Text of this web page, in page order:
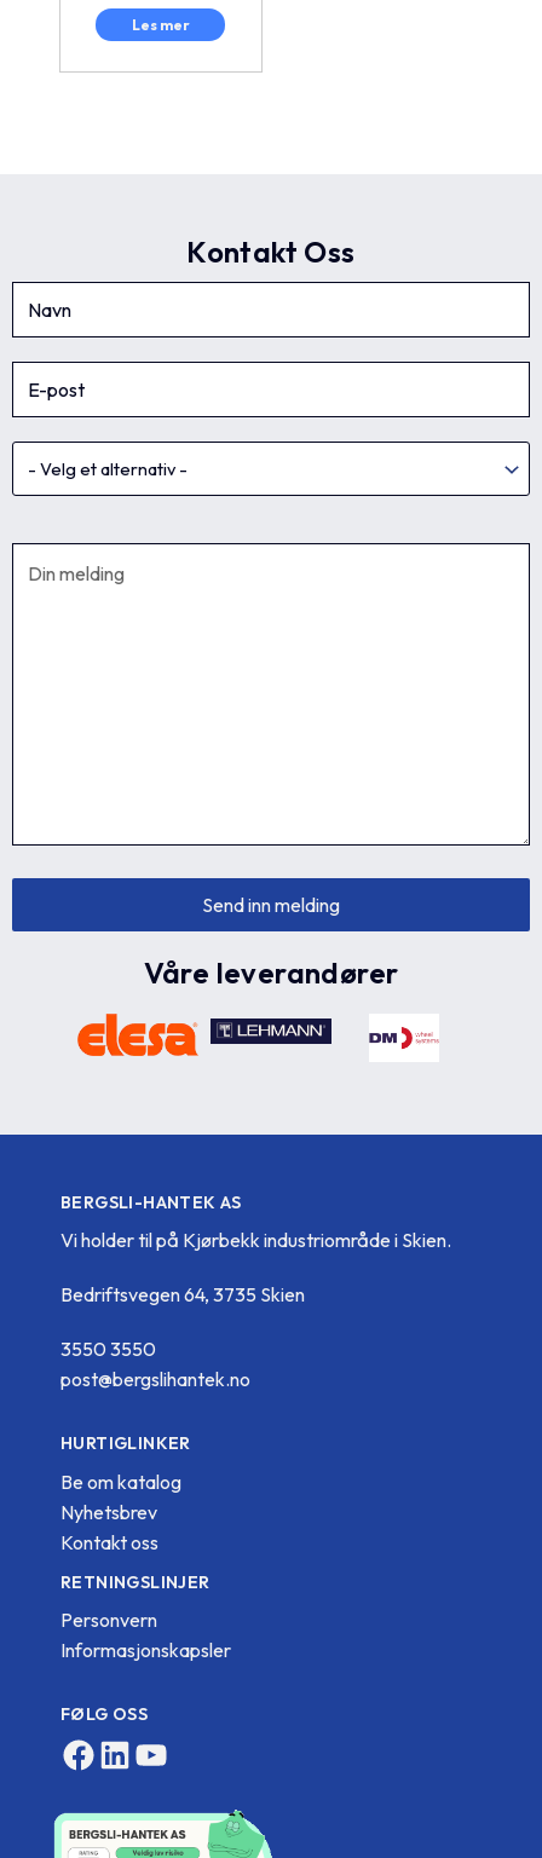
Les mer
Kontakt Oss
Våre leverandører
BERGSLI-HANTEK AS
Vi holder til på Kjørbekk industriområde i Skien.
Bedriftsvegen 64, 3735 Skien
3550 3550
post@bergslihantek.no
HURTIGLINKER
Be om katalog
Nyhetsbrev
Kontakt oss
RETNINGSLINJER
Personvern
Informasjonskapsler
FØLG OSS
Facebook
LinkedIn
YouTube